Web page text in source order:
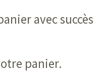
avec succès
panier.